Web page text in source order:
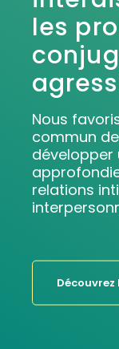
les
Nous
commun
développer
relations
Découvrez